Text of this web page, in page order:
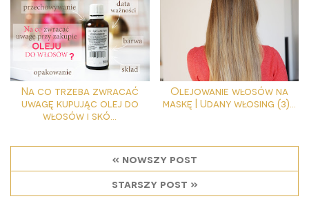
Na co trzeba zwracać
uwagę kupując olej do
włosów i skó...
Olejowanie włosów na
maskę | Udany włosing (3)...
« nowszy post
starszy post »